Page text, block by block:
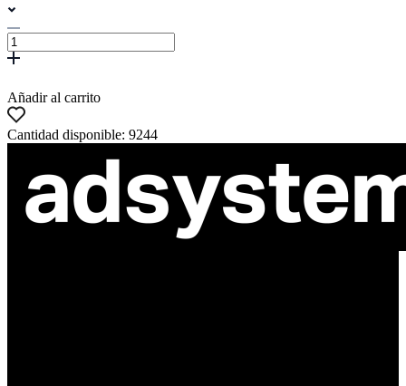
Añadir al carrito
Cantidad disponible: 9244